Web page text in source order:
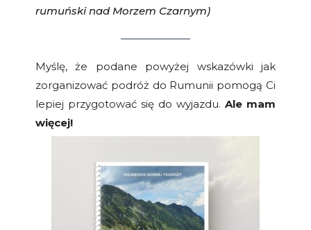
rumuński nad Morzem Czarnym)
Myślę, że podane powyżej wskazówki jak
zorganizować podróż do Rumunii pomogą Ci
lepiej przygotować się do wyjazdu.Ale mam
więcej!